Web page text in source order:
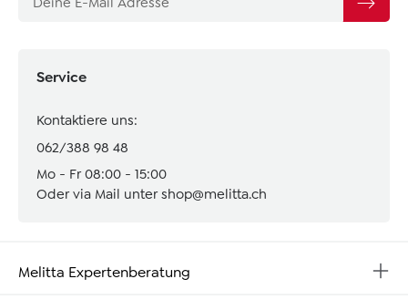
Service
Kontaktiere uns:
062/388 98 48
Mo - Fr 08:00 - 15:00
Oder via Mail untershop@melitta.ch
Melitta Expertenberatung